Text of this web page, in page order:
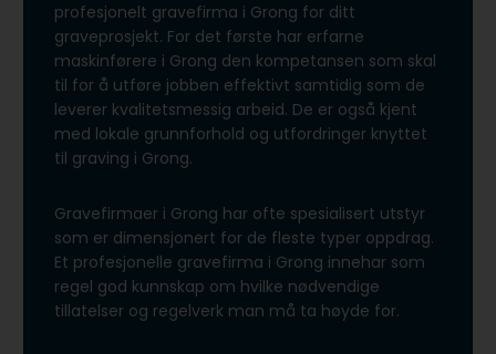
profesjonelt gravefirma i Grong for ditt
graveprosjekt. For det første har erfarne
maskinførere i Grong den kompetansen som skal
til for å utføre jobben effektivt samtidig som de
leverer kvalitetsmessig arbeid. De er også kjent
med lokale grunnforhold og utfordringer knyttet
til graving i Grong.
Gravefirmaer i Grong har ofte spesialisert utstyr
som er dimensjonert for de fleste typer oppdrag.
Et profesjonelle gravefirma i Grong innehar som
regel god kunnskap om hvilke nødvendige
tillatelser og regelverk man må ta høyde for.